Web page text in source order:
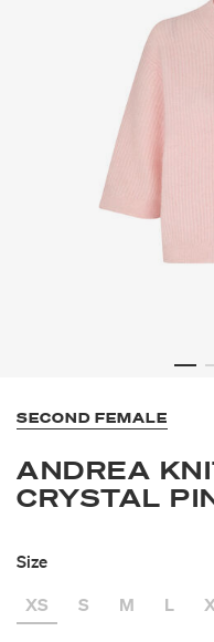
SECOND FEMALE
ANDREA
CRYSTAL
Size
XS
S M L